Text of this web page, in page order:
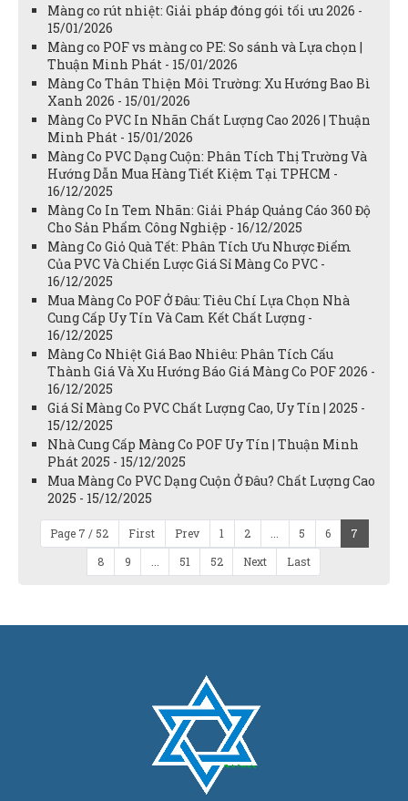
Màng co rút nhiệt: Giải pháp đóng gói tối ưu 2026 -
15/01/2026
Màng co POF vs màng co PE: So sánh và Lựa chọn |
Thuận Minh Phát - 15/01/2026
Màng Co Thân Thiện Môi Trường: Xu Hướng Bao Bì
Xanh 2026 - 15/01/2026
Màng Co PVC In Nhãn Chất Lượng Cao 2026 | Thuận
Minh Phát - 15/01/2026
Màng Co PVC Dạng Cuộn: Phân Tích Thị Trường Và
Hướng Dẫn Mua Hàng Tiết Kiệm Tại TPHCM -
16/12/2025
Màng Co In Tem Nhãn: Giải Pháp Quảng Cáo 360 Độ
Cho Sản Phẩm Công Nghiệp - 16/12/2025
Màng Co Giỏ Quà Tết: Phân Tích Ưu Nhược Điểm
Của PVC Và Chiến Lược Giá Sỉ Màng Co PVC -
16/12/2025
Mua Màng Co POF Ở Đâu: Tiêu Chí Lựa Chọn Nhà
Cung Cấp Uy Tín Và Cam Kết Chất Lượng -
16/12/2025
Màng Co Nhiệt Giá Bao Nhiêu: Phân Tích Cấu
Thành Giá Và Xu Hướng Báo Giá Màng Co POF 2026 -
16/12/2025
Giá Sỉ Màng Co PVC Chất Lượng Cao, Uy Tín | 2025 -
15/12/2025
Nhà Cung Cấp Màng Co POF Uy Tín | Thuận Minh
Phát 2025 - 15/12/2025
Mua Màng Co PVC Dạng Cuộn Ở Đâu? Chất Lượng Cao
2025 - 15/12/2025
Page 7 / 52 First Prev 1 2 5 6
7
8
9 51 52 Next Last